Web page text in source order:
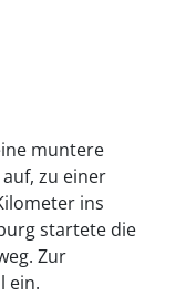
muntere
zu einer
ins
startete die
Zur
ein.